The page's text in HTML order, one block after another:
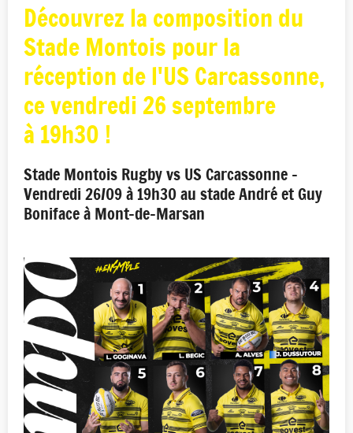
Découvrez la composition du
Stade Montois pour la
réception de l'US Carcassonne,
ce vendredi 26 septembre
à 19h30 !
Stade Montois Rugby vs US Carcassonne -
Vendredi 26/09 à 19h30 au stade André et Guy
Boniface à Mont-de-Marsan